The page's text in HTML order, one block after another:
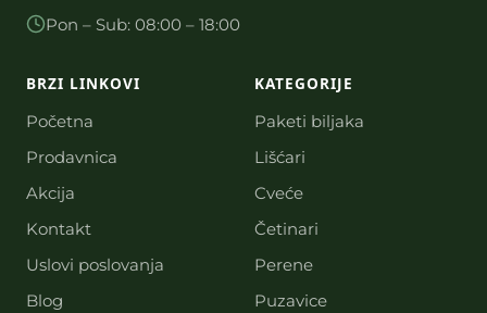
BRZI LINKOVI
Početna
Prodavnica
Akcija
Kontakt
Uslovi poslovanja
Blog
KATEGORIJE
Paketi biljaka
Lišćari
Cveće
Četinari
Perene
Puzavice
Pon – Sub: 08:00 – 18:00